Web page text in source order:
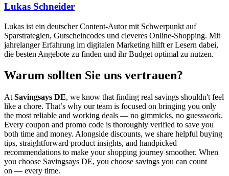
Lukas Schneider
Lukas ist ein deutscher Content-Autor mit Schwerpunkt auf
Sparstrategien, Gutscheincodes und cleveres Online-Shopping. Mit
jahrelanger Erfahrung im digitalen Marketing hilft er Lesern dabei,
die besten Angebote zu finden und ihr Budget optimal zu nutzen.
Warum sollten Sie uns vertrauen?
At Savingsays DE, we know that finding real savings shouldn't feel
like a chore. That’s why our team is focused on bringing you only
the most reliable and working deals — no gimmicks, no guesswork.
Every coupon and promo code is thoroughly verified to save you
both time and money. Alongside discounts, we share helpful buying
tips, straightforward product insights, and handpicked
recommendations to make your shopping journey smoother. When
you choose Savingsays DE, you choose savings you can count
on — every time.